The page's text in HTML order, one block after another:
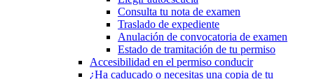
Consulta tu nota de examen
Traslado de expediente
Anulación de convocatoria de examen
Estado de tramitación de tu permiso
Accesibilidad en el permiso conducir
¿Ha caducado o necesitas una copia de tu